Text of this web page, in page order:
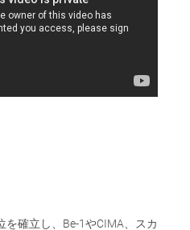
確立し、Be-1やCIMA、スカ